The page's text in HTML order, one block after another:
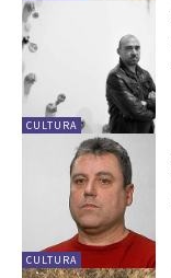
CULTURA
CULTURA